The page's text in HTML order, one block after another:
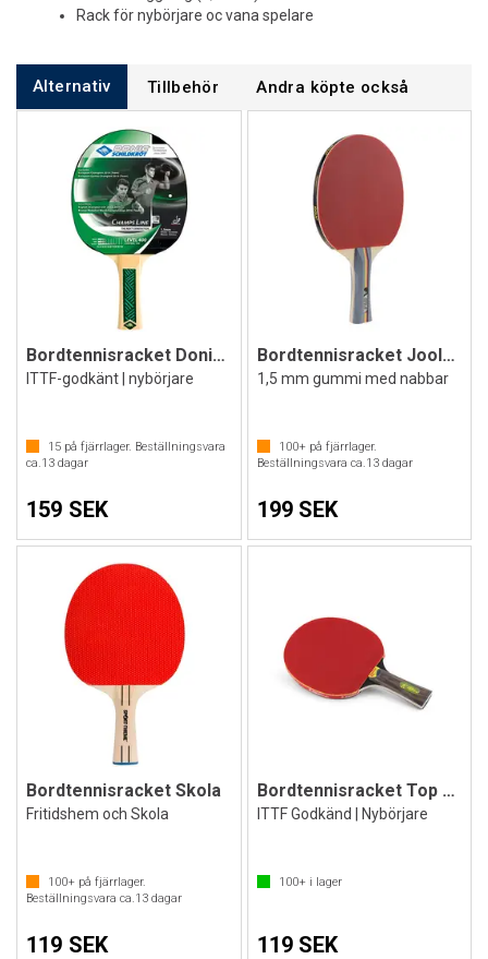
Rack för nybörjare oc vana spelare
Alternativ Tillbehör Andra köpte också
Bordtennisracket Donic Champs 400
ITTF-godkänt | nybörjare
15 på fjärrlager. Beställningsvara
ca.13 dagar
159 SEK
Bordtennisracket Joola skola
1,5 mm gummi med nabbar
100+på fjärrlager.
Beställningsvara ca.13dagar
199 SEK
Bordtennisracket Skola
Fritidshem och Skola
100+ på fjärrlager.
Beställningsvara ca.13 dagar
119 SEK
Bordtennisracket Top Energy P40+
ITTF Godkänd | Nybörjare
100+i lager
119 SEK